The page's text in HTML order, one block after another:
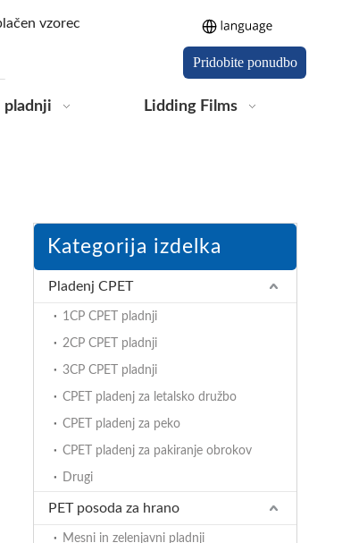
vzorec
Pridobite ponudbo
pladnji Lidding Films
Kategorija izdelka
Pladenj CPET
1CP CPET pladnji
2CP CPET pladnji
3CP CPET pladnji
CPET pladenj za letalsko družbo
CPET pladenj za peko
CPET pladenj za pakiranje obrokov
Drugi
PET posoda za hrano
Mesni in zelenjavni pladnji